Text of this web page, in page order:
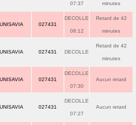
07:37 minutes
027431
DECOLLE
08:12
Retard de 42
minutes
027431 DECOLLE
Retard de 42
minutes
027431
DECOLLE
07:30
Aucun retard
027431
DECOLLE
07:27
Aucun retard